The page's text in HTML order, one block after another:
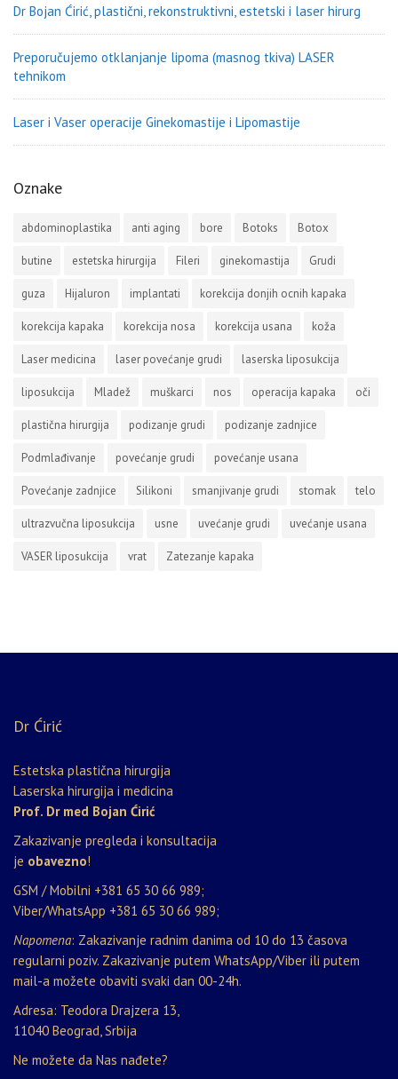
Dr Bojan Ćirić, plastični, rekonstruktivni, estetski i laser hirurg
Preporučujemo otklanjanje lipoma (masnog tkiva) LASER
tehnikom
Laser i Vaser operacije Ginekomastije i Lipomastije
Oznake
abdominoplastika anti aging bore Botoks Botox
butine estetska hirurgija Fileri ginekomastija Grudi
guza Hijaluron implantati korekcija donjih ocnih kapaka
korekcija kapaka korekcija nosa korekcija usana koža
Laser medicina laser povećanje grudi laserska liposukcija
liposukcija Mladež muškarci nos operacija kapaka oči
plastična hirurgija podizanje grudi podizanje zadnjice
Podmlađivanje povećanje grudi povećanje usana
Povećanje zadnjice Silikoni smanjivanje grudi stomak telo
ultrazvučna liposukcija usne uvećanje grudi uvećanje usana
VASER liposukcija vrat Zatezanje kapaka
Dr Ćirić
Estetska plastična hirurgija
Laserska hirurgija i medicina
Prof. Dr med Bojan Ćirić
Zakazivanje pregleda i konsultacija
je obavezno!
GSM / Mobilni +381 65 30 66 989;
Viber/WhatsApp +381 65 30 66 989;
Napomena: Zakazivanje radnim danima od 10 do 13 časova
regularni poziv. Zakazivanje putem WhatsApp/Viber ili putem
mail-a možete obaviti svaki dan 00-24h.
Adresa: Teodora Drajzera 13,
11040 Beograd, Srbija
Ne možete da Nas nađete?